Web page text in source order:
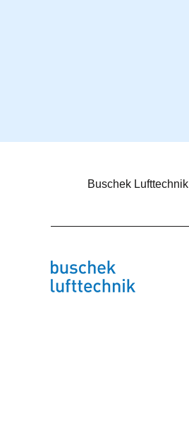
Buschek Lufttechnik